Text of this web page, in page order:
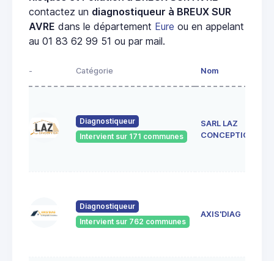
contactez un diagnostiqueur à BREUX SUR
AVRE dans le département Eure ou en appelant
au 01 83 62 99 51 ou par mail.
- Catégorie Nom
Diagnostiqueur
Intervient sur 171 communes
SARL LAZ
CONCEPTION
Diagnostiqueur
Intervient sur 762 communes
AXIS'DIAG